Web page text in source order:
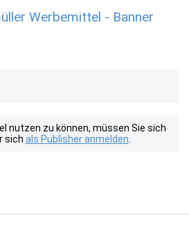
Werbemittel - Banner
nutzen zu können, müssen Sie sich
sich als Publisher anmelden